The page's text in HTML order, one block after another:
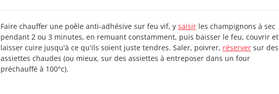
Faire chauffer une poêle anti-adhésive sur feu vif, y saisir les champignons à sec
pendant 2 ou 3 minutes, en remuant constamment, puis baisser le feu, couvrir et
laisser cuire jusqu'à ce qu'ils soient juste tendres. Saler, poivrer, réserver sur des
assiettes chaudes (ou mieux, sur des assiettes à entreposer dans un four
préchauffé à 100°c).